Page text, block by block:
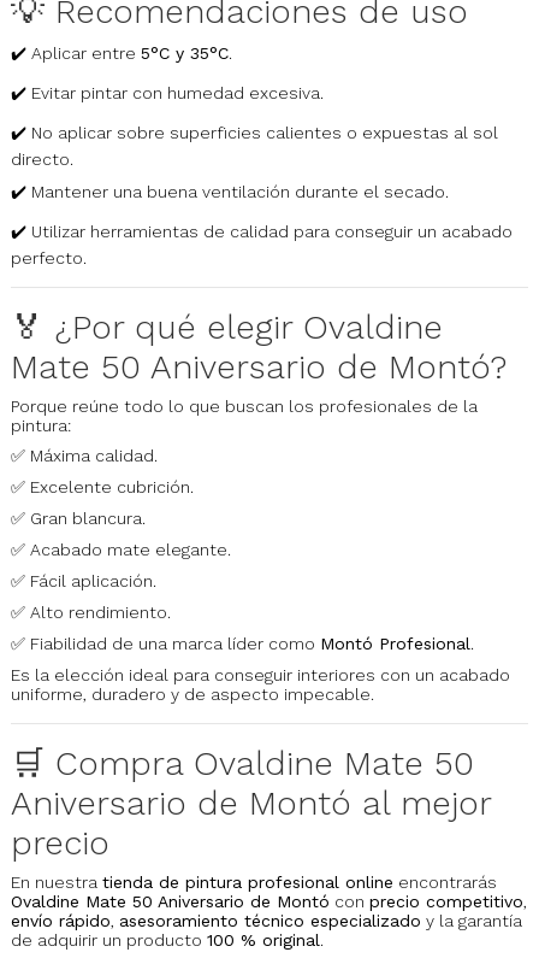
💡 Recomendaciones de uso
✔️ Aplicar entre 5°C y 35°C.
✔️ Evitar pintar con humedad excesiva.
✔️ No aplicar sobre superficies calientes o expuestas al sol
directo.
✔️ Mantener una buena ventilación durante el secado.
✔️ Utilizar herramientas de calidad para conseguir un acabado
perfecto.
🏅 ¿Por qué elegir Ovaldine
Mate 50 Aniversario de Montó?
Porque reúne todo lo que buscan los profesionales de la
pintura:
✅ Máxima calidad.
✅ Excelente cubrición.
✅ Gran blancura.
✅ Acabado mate elegante.
✅ Fácil aplicación.
✅ Alto rendimiento.
✅ Fiabilidad de una marca líder como Montó Profesional.
Es la elección ideal para conseguir interiores con un acabado
uniforme, duradero y de aspecto impecable.
🛒 Compra Ovaldine Mate 50
Aniversario de Montó al mejor
precio
En nuestra tienda de pintura profesional online encontrarás
Ovaldine Mate 50 Aniversario de Montó con precio competitivo,
envío rápido, asesoramiento técnico especializado y la garantía
de adquirir un producto 100 % original.